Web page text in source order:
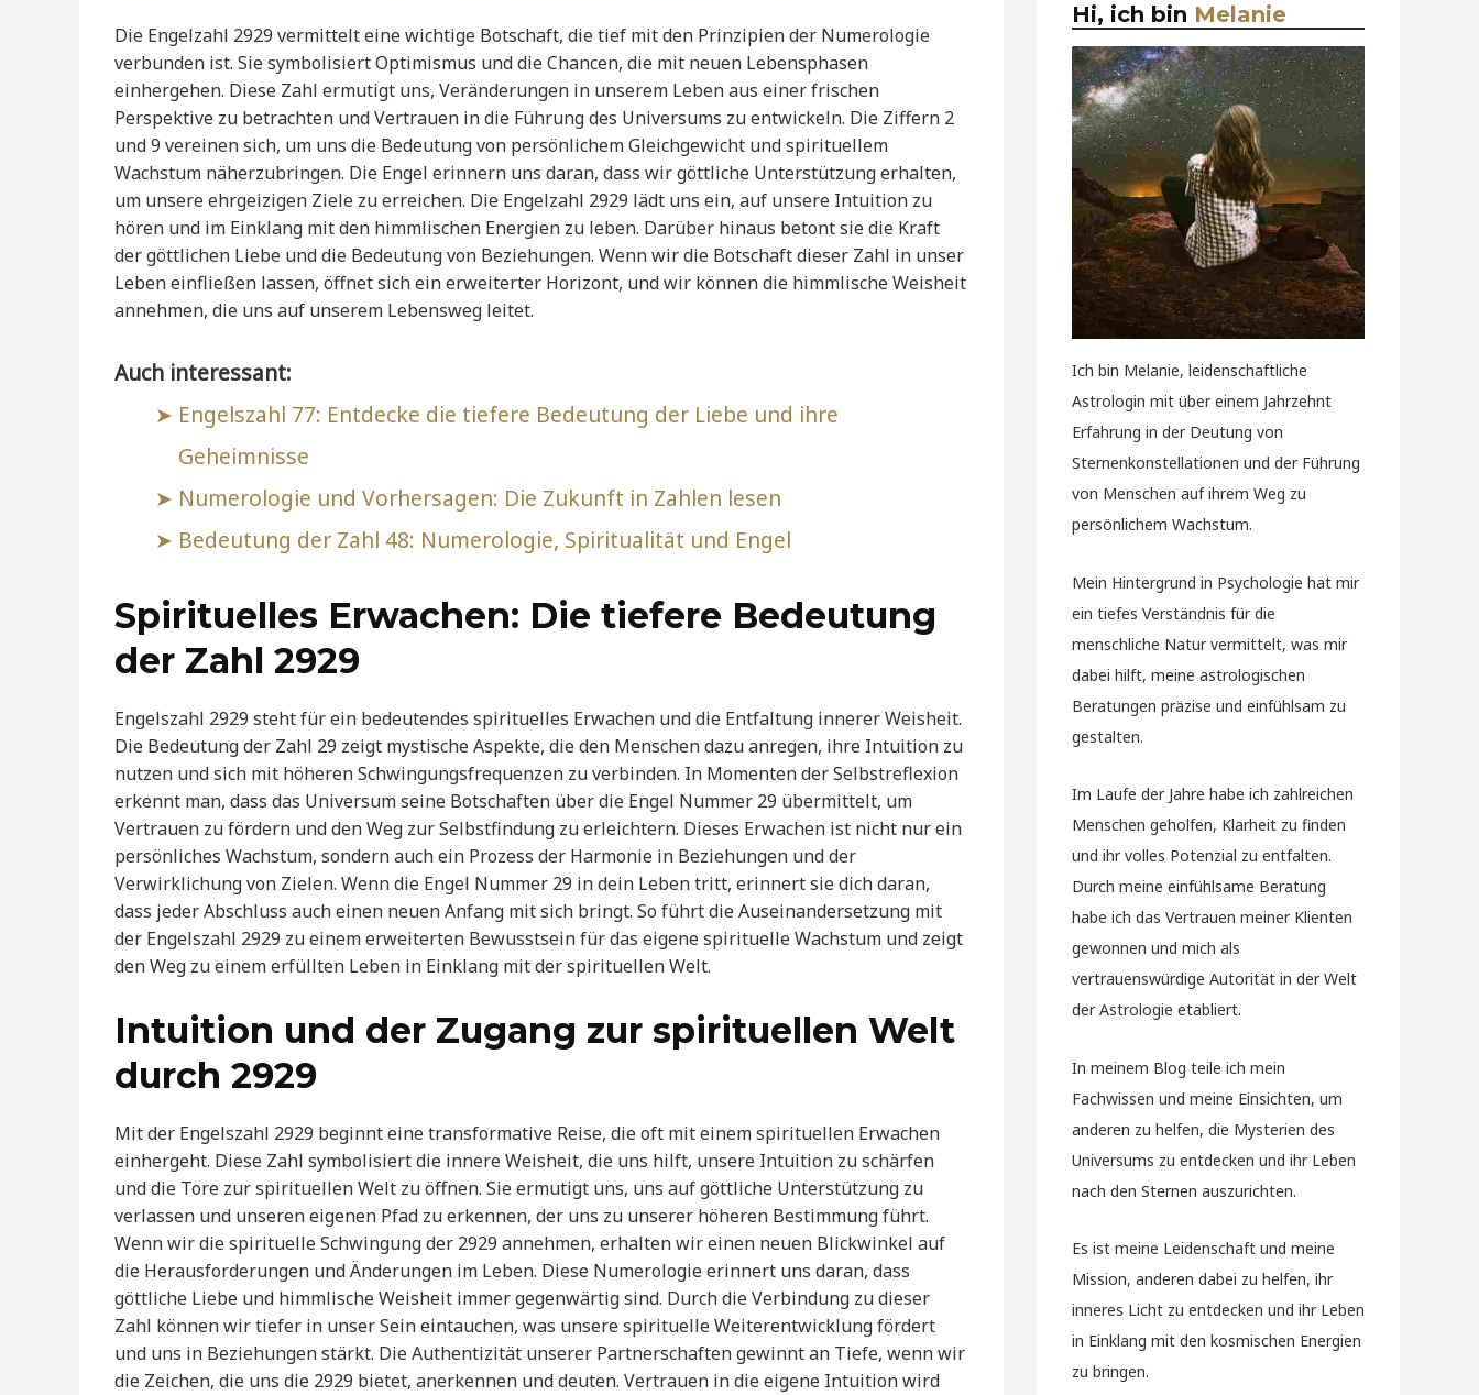
Die Engelzahl 2929 vermittelt eine wichtige Botschaft, die tief mit den Prinzipien der Numerologie
verbunden ist. Sie symbolisiert Optimismus und die Chancen, die mit neuen Lebensphasen
einhergehen. Diese Zahl ermutigt uns, Veränderungen in unserem Leben aus einer frischen
Perspektive zu betrachten und Vertrauen in die Führung des Universums zu entwickeln. Die Ziffern 2
und 9 vereinen sich, um uns die Bedeutung von persönlichem Gleichgewicht und spirituellem
Wachstum näherzubringen. Die Engel erinnern uns daran, dass wir göttliche Unterstützung erhalten,
um unsere ehrgeizigen Ziele zu erreichen. Die Engelzahl 2929 lädt uns ein, auf unsere Intuition zu
hören und im Einklang mit den himmlischen Energien zu leben. Darüber hinaus betont sie die Kraft
der göttlichen Liebe und die Bedeutung von Beziehungen. Wenn wir die Botschaft dieser Zahl in unser
Leben einfließen lassen, öffnet sich ein erweiterter Horizont, und wir können die himmlische Weisheit
annehmen, die uns auf unserem Lebensweg leitet.
Auch interessant:
Engelszahl 77: Entdecke die tiefere Bedeutung der Liebe und ihre
Geheimnisse
Numerologie und Vorhersagen: Die Zukunft in Zahlen lesen
Bedeutung der Zahl 48: Numerologie, Spiritualität und Engel
Spirituelles Erwachen: Die tiefere Bedeutung
der Zahl 2929
Engelszahl 2929 steht für ein bedeutendes spirituelles Erwachen und die Entfaltung innerer Weisheit.
Die Bedeutung der Zahl 29 zeigt mystische Aspekte, die den Menschen dazu anregen, ihre Intuition zu
nutzen und sich mit höheren Schwingungsfrequenzen zu verbinden. In Momenten der Selbstreflexion
erkennt man, dass das Universum seine Botschaften über die Engel Nummer 29 übermittelt, um
Vertrauen zu fördern und den Weg zur Selbstfindung zu erleichtern. Dieses Erwachen ist nicht nur ein
persönliches Wachstum, sondern auch ein Prozess der Harmonie in Beziehungen und der
Verwirklichung von Zielen. Wenn die Engel Nummer 29 in dein Leben tritt, erinnert sie dich daran,
dass jeder Abschluss auch einen neuen Anfang mit sich bringt. So führt die Auseinandersetzung mit
der Engelszahl 2929 zu einem erweiterten Bewusstsein für das eigene spirituelle Wachstum und zeigt
den Weg zu einem erfüllten Leben in Einklang mit der spirituellen Welt.
Intuition und der Zugang zur spirituellen Welt
durch 2929
Mit der Engelszahl 2929 beginnt eine transformative Reise, die oft mit einem spirituellen Erwachen
einhergeht. Diese Zahl symbolisiert die innere Weisheit, die uns hilft, unsere Intuition zu schärfen
und die Tore zur spirituellen Welt zu öffnen. Sie ermutigt uns, uns auf göttliche Unterstützung zu
verlassen und unseren eigenen Pfad zu erkennen, der uns zu unserer höheren Bestimmung führt.
Wenn wir die spirituelle Schwingung der 2929 annehmen, erhalten wir einen neuen Blickwinkel auf
die Herausforderungen und Änderungen im Leben. Diese Numerologie erinnert uns daran, dass
göttliche Liebe und himmlische Weisheit immer gegenwärtig sind. Durch die Verbindung zu dieser
Zahl können wir tiefer in unser Sein eintauchen, was unsere spirituelle Weiterentwicklung fördert
und uns in Beziehungen stärkt. Die Authentizität unserer Partnerschaften gewinnt an Tiefe, wenn wir
die Zeichen, die uns die 2929 bietet, anerkennen und deuten. Vertrauen in die eigene Intuition wird
Hi, ich bin Melanie
Ich bin Melanie, leidenschaftliche
Astrologin mit über einem Jahrzehnt
Erfahrung in der Deutung von
Sternenkonstellationen und der Führung
von Menschen auf ihrem Weg zu
persönlichem Wachstum.
Mein Hintergrund in Psychologie hat mir
ein tiefes Verständnis für die
menschliche Natur vermittelt, was mir
dabei hilft, meine astrologischen
Beratungen präzise und einfühlsam zu
gestalten.
Im Laufe der Jahre habe ich zahlreichen
Menschen geholfen, Klarheit zu finden
und ihr volles Potenzial zu entfalten.
Durch meine einfühlsame Beratung
habe ich das Vertrauen meiner Klienten
gewonnen und mich als
vertrauenswürdige Autorität in der Welt
der Astrologie etabliert.
In meinem Blog teile ich mein
Fachwissen und meine Einsichten, um
anderen zu helfen, die Mysterien des
Universums zu entdecken und ihr Leben
nach den Sternen auszurichten.
Es ist meine Leidenschaft und meine
Mission, anderen dabei zu helfen, ihr
inneres Licht zu entdecken und ihr Leben
in Einklang mit den kosmischen Energien
zu bringen.